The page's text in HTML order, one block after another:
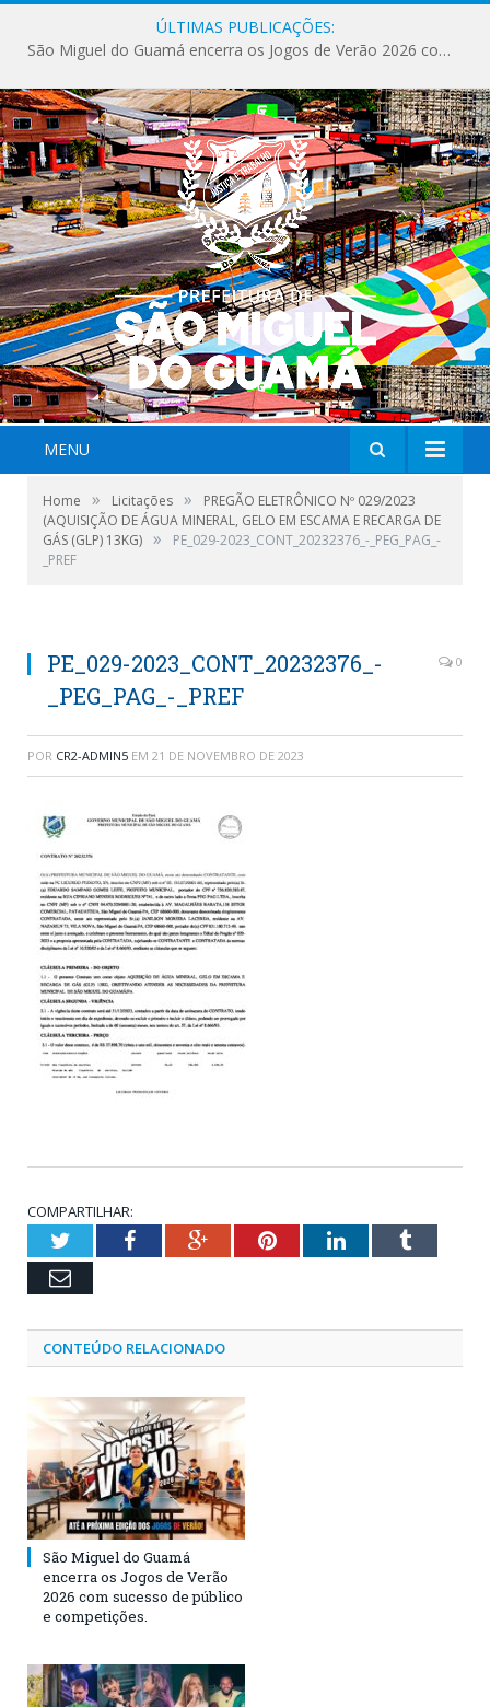
ÚLTIMAS PUBLICAÇÕES:
São Miguel do Guamá encerra os Jogos de Verão 2026 com sucesso de público e competições.
MENU
Home » Licitações »
PREGÃO ELETRÔNICO Nº 029/2023
(AQUISIÇÃO DE ÁGUA MINERAL, GELO EM ESCAMA E RECARGA DE
GÁS (GLP) 13KG) »
PE_029-2023_CONT_20232376_-_PEG_PAG_-
_PREF
PE_029-2023_CONT_20232376_-
_PEG_PAG_-_PREF
0
POR CR2-ADMIN5 EM 21 DE NOVEMBRO DE 2023
COMPARTILHAR:
TwitterFacebookGoogle+PinterestLinkedInTumblr
Email
CONTEÚDO RELACIONADO
São Miguel do Guamá
encerra os Jogos de Verão
2026 com sucesso de público
e competições.